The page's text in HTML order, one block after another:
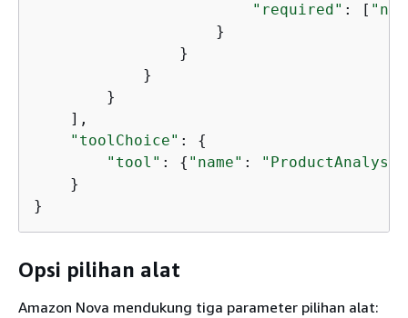
"required" : [
                    }
                }
            }
        }
    ],
"toolChoice" : {
"tool" : { "name" :
    }
}
Opsi pilihan alat
Amazon Nova mendukung tiga parameter pilihan alat: